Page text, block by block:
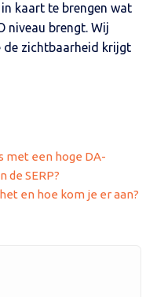
kaart te brengen wat
niveau brengt. Wij
zichtbaarheid krijgt
met een hoge DA-
de SERP?
en hoe kom je er aan?